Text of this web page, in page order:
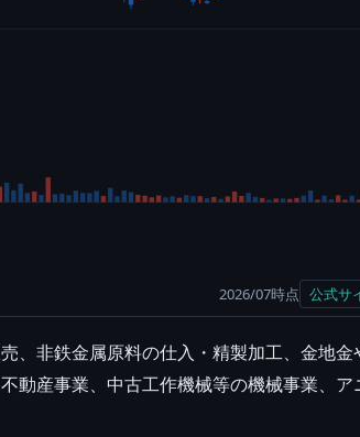
2026/07時点 公式サ
、非鉄金属原料の仕入・精製加工、金地金
動産事業、中古工作機械等の機械事業、ア